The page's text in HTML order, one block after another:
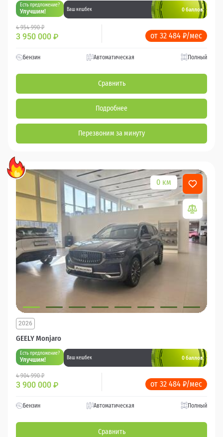
Есть предложение?
Улучшим! Ваш кешбек 0 баллов
4 954 990 ₽
3 950 000 ₽ от 32 484 ₽/мес
Бензин Автоматическая Полный
Сравнить
Подробнее
Перезвоним за минуту
0 км
GEELY Monjaro
2026
Есть предложение?
Улучшим! Ваш кешбек 0 баллов
4 904 990 ₽
3 900 000 ₽ от 32 484 ₽/мес
Бензин Автоматическая Полный
Сравнить